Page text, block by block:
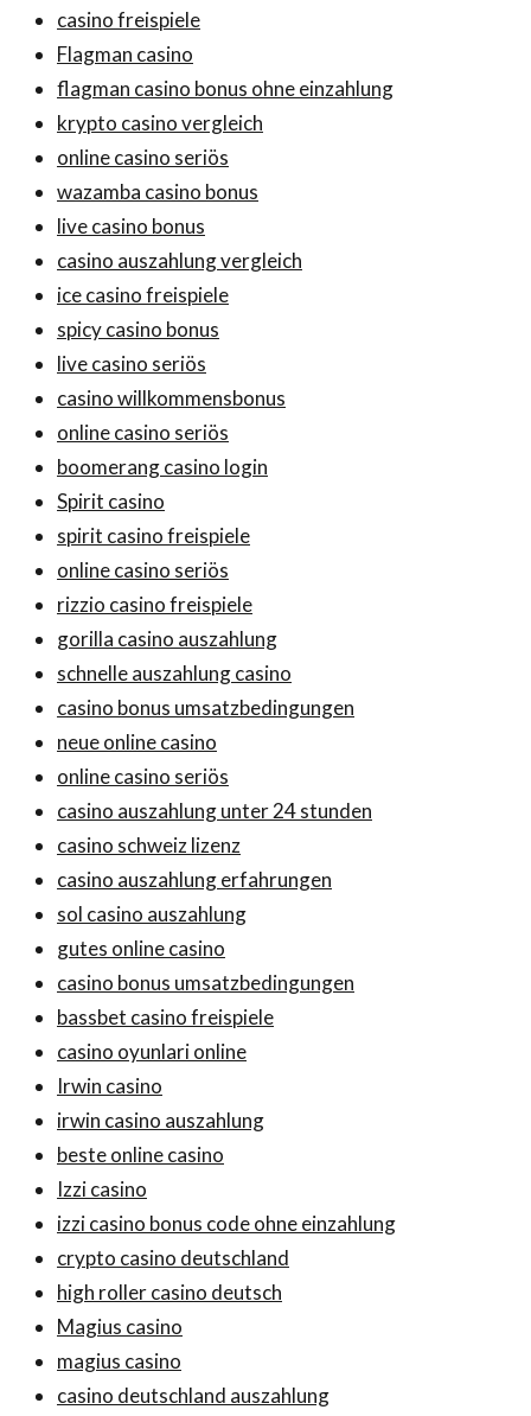
casino freispiele
Flagman casino
flagman casino bonus ohne einzahlung
krypto casino vergleich
online casino seriös
wazamba casino bonus
live casino bonus
casino auszahlung vergleich
ice casino freispiele
spicy casino bonus
live casino seriös
casino willkommensbonus
online casino seriös
boomerang casino login
Spirit casino
spirit casino freispiele
online casino seriös
rizzio casino freispiele
gorilla casino auszahlung
schnelle auszahlung casino
casino bonus umsatzbedingungen
neue online casino
online casino seriös
casino auszahlung unter 24 stunden
casino schweiz lizenz
casino auszahlung erfahrungen
sol casino auszahlung
gutes online casino
casino bonus umsatzbedingungen
bassbet casino freispiele
casino oyunlari online
Irwin casino
irwin casino auszahlung
beste online casino
Izzi casino
izzi casino bonus code ohne einzahlung
crypto casino deutschland
high roller casino deutsch
Magius casino
magius casino
casino deutschland auszahlung